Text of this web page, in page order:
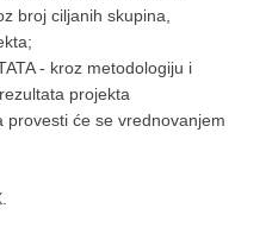
broj ciljanih skupina,
- kroz metodologiju i
projekta
provesti će se vrednovanjem